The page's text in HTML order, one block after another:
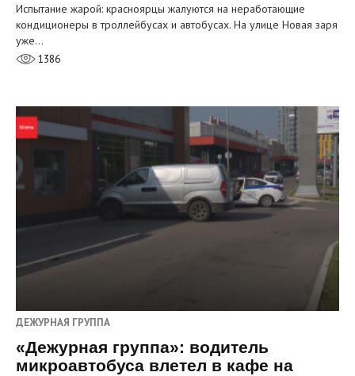
Испытание жарой: красноярцы жалуются на неработающие
кондиционеры в троллейбусах и автобусах. На улице Новая заря
уже…
1386
ДЕЖУРНАЯ ГРУППА
«Дежурная группа»: водитель
микроавтобуса влетел в кафе на